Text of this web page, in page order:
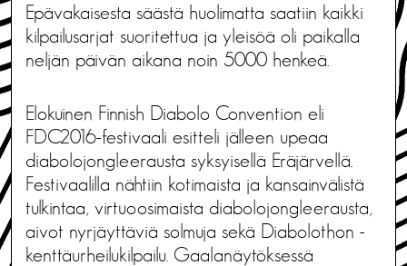
Epävakaisesta säästä huolimatta saatiin kaikki
kilpailusarjat suoritettua ja yleisöä oli paikalla
neljän päivän aikana noin 5000 henkeä.
Elokuinen Finnish Diabolo Convention eli
FDC2016-festivaali esitteli jälleen upeaa
diabolojongleerausta syksyisellä Eräjärvellä.
Festivaalilla nähtiin kotimaista ja kansainvälistä
tulkintaa, virtuoosimaista diabolojongleerausta,
aivot nyrjäyttäviä solmuja sekä Diabolothon -
kenttäurheilukilpailu. Gaalanäytöksessä